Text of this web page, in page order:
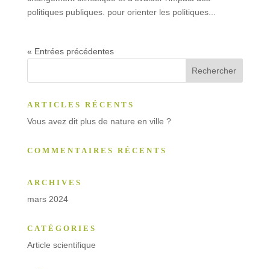
politiques publiques. pour orienter les politiques...
« Entrées précédentes
ARTICLES RÉCENTS
Vous avez dit plus de nature en ville ?
COMMENTAIRES RÉCENTS
ARCHIVES
mars 2024
CATÉGORIES
Article scientifique